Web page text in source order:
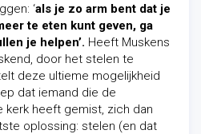
‘als je zo arm bent dat je
te eten kunt geven, ga
je helpen’. Heeft Muskens
door het stelen te
deze ultieme mogelijkheid
dat iemand die de
kerk heeft gemist, zich dan
oplossing: stelen (en dat